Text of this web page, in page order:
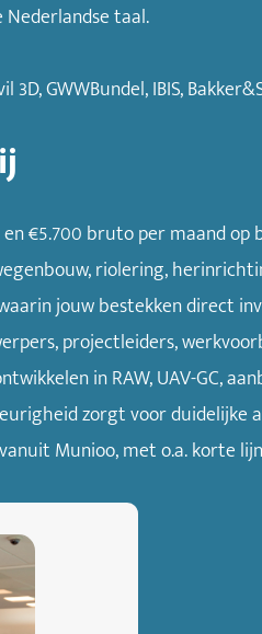
Nederlandse taal.
3D, GWWBundel, IBIS,
en €5.700 bruto per maand
riolering,
jouw bestekken direct
projectleiders,
in RAW, UAV-GC,
zorgt voor duidelijke
Munioo, met o.a. korte